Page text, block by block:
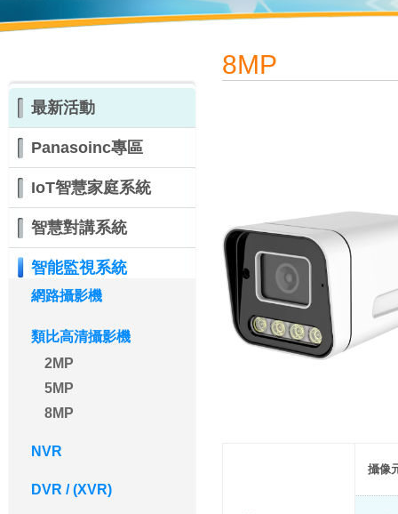
最新活動
Panasoinc專區
IoT智慧家庭系統
智慧對講系統
智能監視系統
網路攝影機
類比高清攝影機
2MP
5MP
8MP
NVR
DVR / (XVR)
8MP
攝像